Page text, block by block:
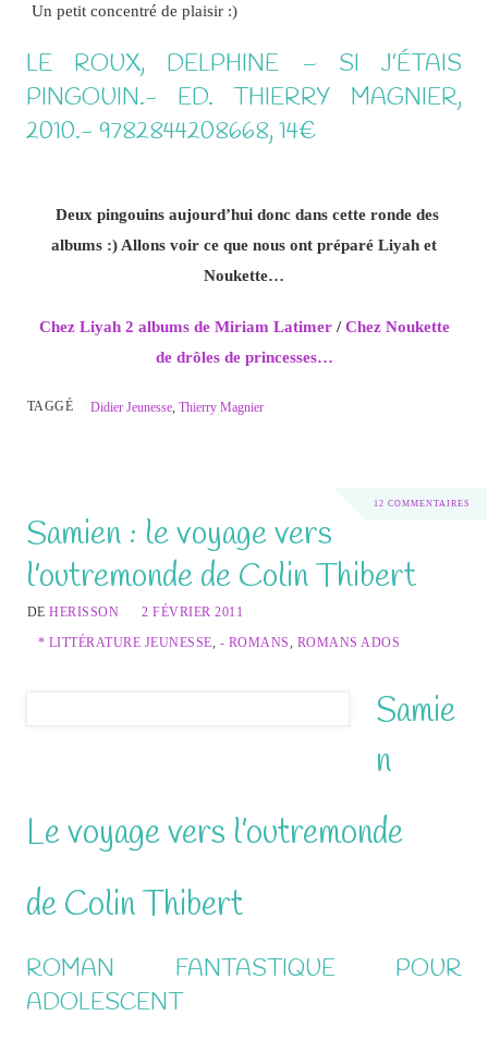
Un petit concentré de plaisir :)
LE ROUX, DELPHINE – SI J’ÉTAIS
PINGOUIN.- ED. THIERRY MAGNIER,
2010.- 9782844208668, 14€
Deux pingouins aujourd’hui donc dans cette ronde des
albums :) Allons voir ce que nous ont préparé Liyah et
Noukette…
Chez Liyah 2 albums de Miriam Latimer /Chez Noukette
de drôles de princesses…
TAGGÉ Didier Jeunesse,Thierry Magnier
12 COMMENTAIRES
Samien : le voyage vers
l’outremonde de Colin Thibert
DEHERISSON
2 FÉVRIER 2011
* LITTÉRATURE JEUNESSE, - ROMANS, ROMANS ADOS
Samie
n
Le voyage vers l’outremonde
de Colin Thibert
ROMAN FANTASTIQUE POUR
ADOLESCENT